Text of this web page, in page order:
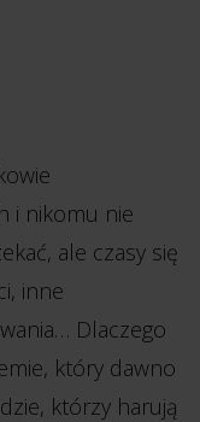
i nikomu nie
ale czasy się
inne
Dlaczego
który dawno
którzy harują